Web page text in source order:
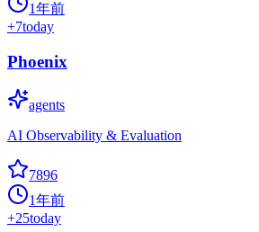
1年前
+7today
Phoenix
agents
AI Observability & Evaluation
7896
1年前
+25today